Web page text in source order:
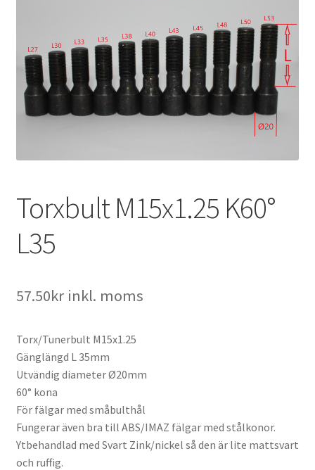
Hjälp/FAQ
Torxbult M15x1.25 K60°
L35
57.50krinkl. moms
Torx/Tunerbult M15x1.25
Gänglängd L 35mm
Utvändig diameter Ø20mm
60° kona
För fälgar med småbulthål
Fungerar även bra till ABS/IMAZ fälgar med stålkonor.
Ytbehandlad med Svart Zink/nickel så den är lite mattsvart
och ruffig.